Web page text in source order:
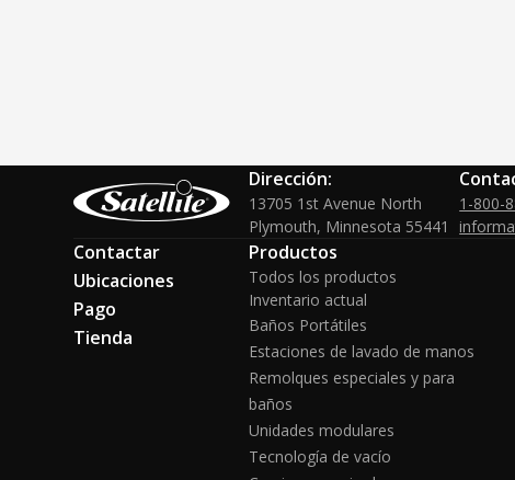
Dirección:
13705 1st Avenue North
Plymouth, Minnesota 55441
1-800-
Contactar
Ubicaciones
Pago
Tienda
Productos
Todos los productos
Inventario actual
Baños Portátiles
Estaciones de lavado de manos
Remolques especiales y para
baños
Unidades modulares
Tecnología de vacío